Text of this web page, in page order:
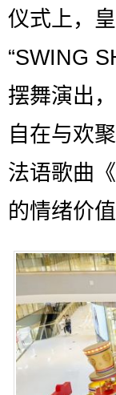
仪式上，
“SWING
摆舞演出
自在与欢
法语歌曲
的情绪价